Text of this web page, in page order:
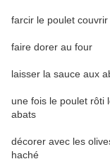
farcir le poulet
faire dorer au four
laisser la sauce aux
une fois le poulet rôti
abats
décorer avec les
haché